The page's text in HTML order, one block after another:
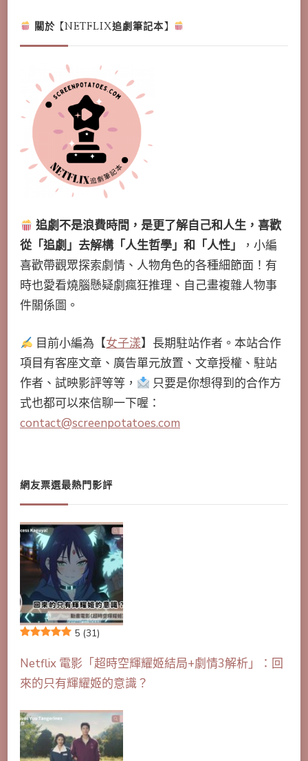
關於【NETFLIX追劇筆記本】
追劇不是浪費時間，是更了解自己和人生，喜歡
從「追劇」去解構「人生哲學」和「人性」
，小編
喜歡帶觀眾探索劇情、人物角色的各種細節面！有
時也愛看燒腦懸疑劇瘋狂推理、自己畫複雜人物事
件關係圖。
目前小編為【女子漾】長期駐站作者。本站合作
項目有客座文章、廣告單元放置、文章授權、駐站
作者、試映影評等等，
只要是你想得到的合作方
式也都可以來信聊一下喔：
contact@screenpotatoes.com
網友票選最熱門影評
5 (31)
Netflix 電影「超時空輝耀姬結局+劇情3解析」：回
來的只有輝耀姬的意識？